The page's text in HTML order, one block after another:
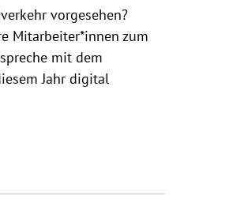
vorgesehen?
Mitarbeiter*innen zum
mit dem
Jahr digital